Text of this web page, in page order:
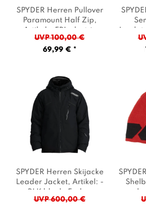
SPYDER Herren Pullover
Paramount Half Zip ,
Artikel: -EBL electric
blue, Farbe: Blau
UVP 100,00 €
69,99 € *
SPYDER Herren Skijacke
Leader Jacket, Artikel: -
BLK black
, Farbe:
Schwarz
UVP 600,00 €